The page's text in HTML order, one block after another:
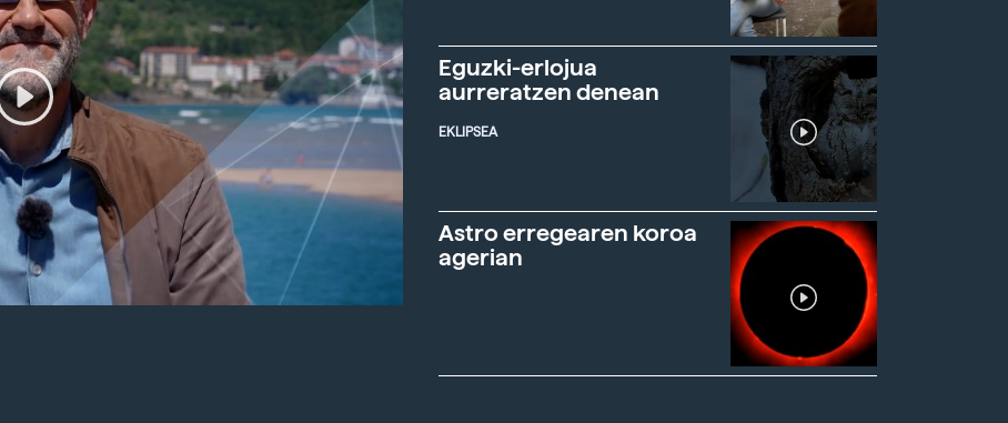
Eguzki-erlojua
aurreratzen denean
EKLIPSEA
Astro erregearen koroa
agerian